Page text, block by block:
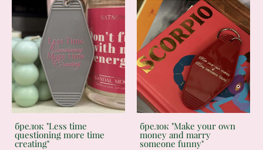
брелок "Less time
questioning more time
creating"
брелок "Make your own
money and marry
someone funny"